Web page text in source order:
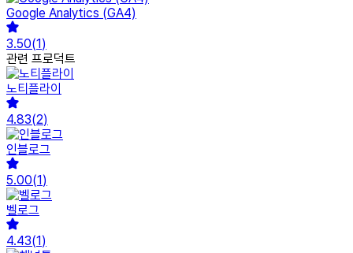
Google Analytics (GA4)
3.50(1)
관련 프로덕트
노티플라이
4.83(2)
인블로그
5.00(1)
벨로그
4.43(1)